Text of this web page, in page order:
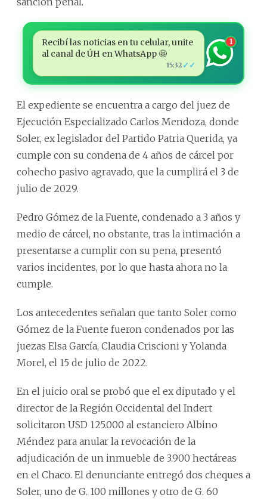
Recibí las noticias en tu celular, unite
al canal de ÚH en WhatsApp 🤩
15:32 ✓✓
1
El expediente se encuentra a cargo del juez de
Ejecución Especializado Carlos Mendoza, donde
Soler, ex legislador del Partido Patria Querida, ya
cumple con su condena de 4 años de cárcel por
cohecho pasivo agravado, que la cumplirá el 3 de
julio de 2029.
Pedro Gómez de la Fuente, condenado a 3 años y
medio de cárcel, no obstante, tras la intimación a
presentarse a cumplir con su pena, presentó
varios incidentes, por lo que hasta ahora no la
cumple.
Los antecedentes señalan que tanto Soler como
Gómez de la Fuente fueron condenados por las
juezas Elsa García, Claudia Criscioni y Yolanda
Morel, el 15 de julio de 2022.
En el juicio oral se probó que el ex diputado y el
director de la Región Occidental del Indert
solicitaron USD 125.000 al estanciero Albino
Méndez para anular la revocación de la
adjudicación de un inmueble de 3.900 hectáreas
en el Chaco. El denunciante entregó dos cheques a
Soler, uno de G. 100 millones y otro de G. 60